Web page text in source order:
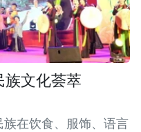
文化荟萃
在饮食、服饰、语言